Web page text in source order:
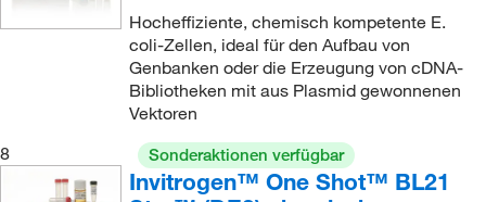
Hocheffiziente, chemisch kompetente E.
coli-Zellen, ideal für den Aufbau von
Genbanken oder die Erzeugung von cDNA-
Bibliotheken mit aus Plasmid gewonnenen
Vektoren
8
Sonderaktionen verfügbar
Invitrogen™ One Shot™ BL21